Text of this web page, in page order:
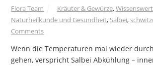
Flora Team Kräuter & Gewürze,Wissenswert
Naturheilkunde und Gesundheit, Salbei,
Comments
Wenn die Temperaturen mal wieder
gehen, verspricht Salbei Abkühlung –